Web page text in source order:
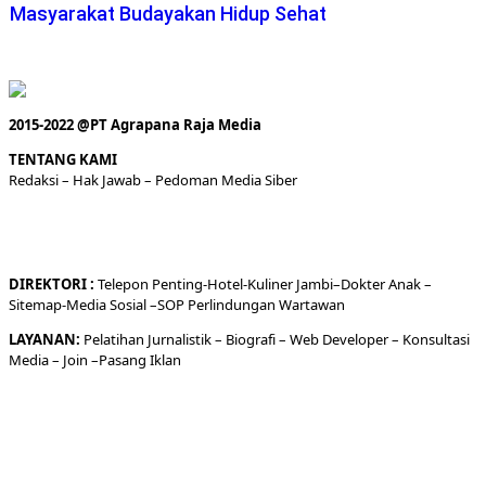
Masyarakat Budayakan Hidup Sehat
2015-2022 @PT Agrapana Raja Media
TENTANG KAMI
Redaksi– Hak Jawab – Pedoman Media Siber
DIREKTORI: Telepon Penting-Hotel-KulinerJambi–DokterAnak –
Sitemap-Media Sosial –SOP Perlindungan Wartawan
LAYANAN: Pelatihan Jurnalistik – Biografi– Web Developer– Konsultasi
Media– Join –Pasang Iklan